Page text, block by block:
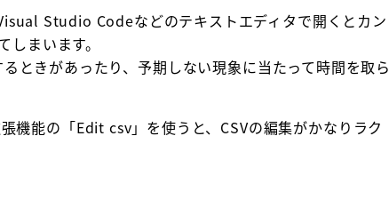
Studio Codeなどのテキストエディタで開くとカン
まいます。
ときがあったり、予期しない現象に当たって時間を取ら
能の「Edit csv」を使うと、CSVの編集がかなりラク